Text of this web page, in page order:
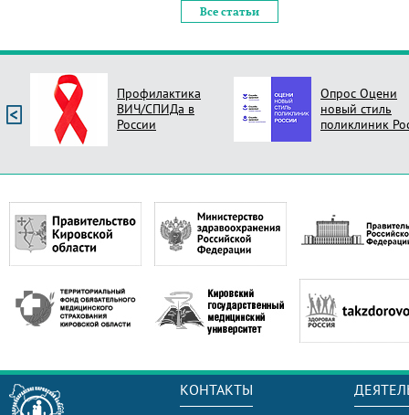
Все статьи
Профилактика
ВИЧ/СПИДа в
России
Опрос Оцени
новый стиль
поликлиник
КОНТАКТЫ